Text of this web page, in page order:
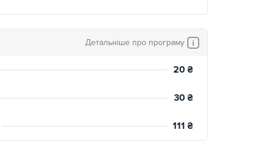
Детальніше про програму
20 ₴
30 ₴
111 ₴